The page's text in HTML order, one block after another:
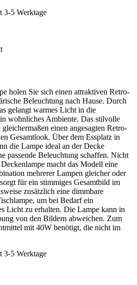
3-5 Werktage
holen Sie sich einen attraktiven Retro-
Beleuchtung nach Hause. Durch
gelangt warmes Licht in die
wohnliches Ambiente. Das stilvolle
einen angesagten Retro-
Gesamtlook. Über dem Essplatz in
die Lampe ideal an der Decke
passende Beleuchtung schaffen. Nicht
macht das Modell eine
mehrerer Lampen gleicher oder
für ein stimmiges Gesamtbild im
zusätzlich eine dimmbare
um bei Bedarf ein
Licht zu erhalten. Die Lampe kann in
von den Bildern abweichen. Zum
mit 40W benötigt, die nicht im
3-5 Werktage